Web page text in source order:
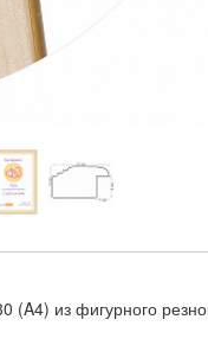
(A4) из фигурного